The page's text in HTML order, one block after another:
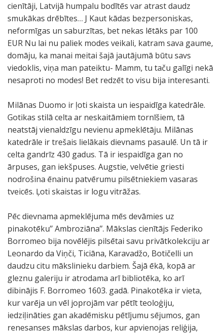
cienītāji, Latvijā humpalu bodītēs var atrast daudz
smukākas drēbītes… J Kaut kādas bezpersoniskas,
neformīgas un saburzītas, bet nekas lētāks par 100
EUR Nu lai nu paliek modes veikali, katram sava gaume,
domāju, ka manai meitai šajā jautājumā būtu savs
viedoklis, viņa man pateiktu- Mamm, tu taču galīgi nekā
nesaproti no modes! Bet redzēt to visu bija interesanti.
Milānas Duomo ir ļoti skaista un iespaidīga katedrāle.
Gotikas stilā celta ar neskaitāmiem tornīšiem, tā
neatstāj vienaldzīgu nevienu apmeklētāju. Milānas
katedrāle ir trešais lielākais dievnams pasaulē. Un tā ir
celta gandrīz 430 gadus. Tā ir iespaidīga gan no
ārpuses, gan iekšpuses. Augstie, velvētie griesti
nodrošina ēnainu patvērumu pilsētniekiem vasaras
tveicēs. Ļoti skaistas ir logu vitrāžas.
Pēc dievnama apmeklējuma mēs devāmies uz
pinakotēku’’ Ambroziāna’’. Mākslas cienītājs Federiko
Borromeo bija novēlējis pilsētai savu privātkolekciju ar
Leonardo da Viņči, Ticiāna, Karavadžo, Botičelli un
daudzu citu mākslinieku darbiem. Šajā ēkā, kopā ar
gleznu galeriju ir atrodama arī bibliotēka, ko arī
dibinājis F. Borromeo 1603. gadā. Pinakotēka ir vieta,
kur varēja un vēl joprojām var pētīt teoloģiju,
iedziļināties gan akadēmisku pētījumu sējumos, gan
renesanses mākslas darbos, kur apvienojas reliģija,